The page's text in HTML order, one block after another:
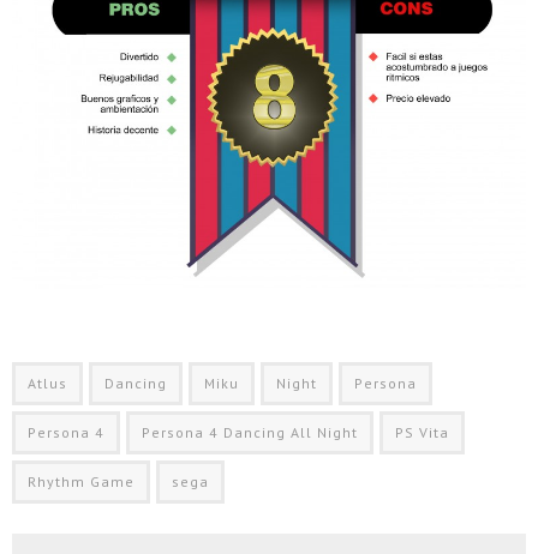
Atlus Dancing Miku Night Persona
Persona 4 Persona 4 Dancing All Night PS Vita
Rhythm Game sega